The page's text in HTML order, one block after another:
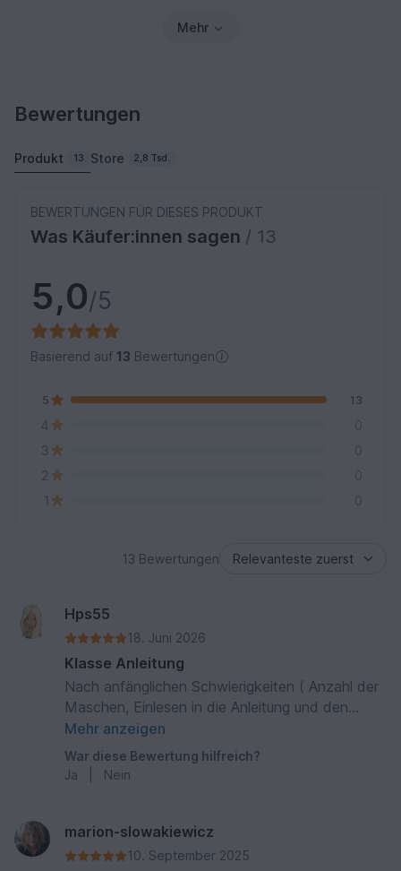
Mehr
Bewertungen
Produkt 13 Store 2,8 Tsd.
BEWERTUNGEN FÜR DIESES PRODUKT
Was Käufer:innen sagen / 13
5,0/5
Basierend auf 13 Bewertungen
5 13
4
0
3
0
2
0
1
0
13 Bewertungen
Hps55
18. Juni 2026
Klasse Anleitung
Nach anfänglichen Schwierigkeiten ( Anzahl der
Maschen, Einlesen in die Anleitung und den
ersten Runden), geht das Häkeln flott von der
Hand. Die Anleitung ist gut beschrieben und lässt
sich gut umsetzen. Bis jetzt bin ich noch nicht
Mehr anzeigen
War diese Bewertung hilfreich?
Ja
Nein
marion-slowakiewicz
10. September 2025